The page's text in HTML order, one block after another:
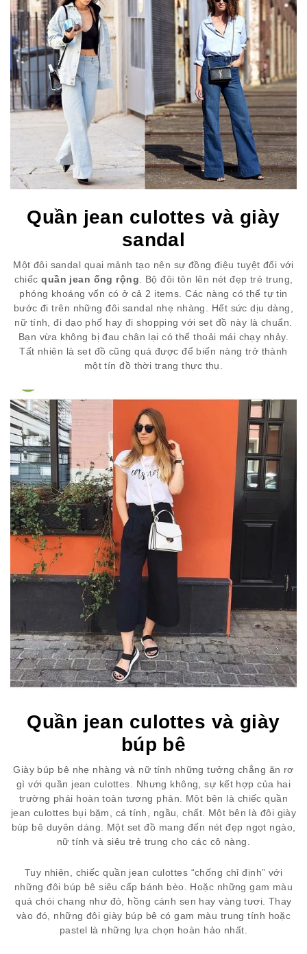
Quần jean culottes và giày
sandal
Một đôi sandal quai mảnh tạo nên sự đồng điệu tuyệt đối với
chiếcquần jean ống rộng. Bộ đôi tôn lên nét đẹp trẻ trung,
phóng khoáng vốn có ở cả 2 items. Các nàng có thể tự tin
bước đi trên những đôi sandal nhẹ nhàng. Hết sức dịu dàng,
nữ tính, đi dạo phố hay đi shopping với set đồ này là chuẩn.
Bạn vừa không bị đau chân lại có thể thoải mái chạy nhảy.
Tất nhiên là set đồ cũng quá được để biến nàng trở thành
một tín đồ thời trang thực thụ.
Quần jean culottes và giày
búp bê
Giày búp bê nhẹ nhàng và nữ tính những tưởng chẳng ăn rơ
gì với quần jean culottes. Nhưng không, sự kết hợp của hai
trường phái hoàn toàn tương phản. Một bên là chiếc quần
jean culottes bụi bặm, cá tính, ngầu, chất. Một bên là đôi giày
búp bê duyên dáng. Một set đồ mang đến nét đẹp ngọt ngào,
nữ tính và siêu trẻ trung cho các cô nàng.
Tuy nhiên, chiếc quần jean culottes “chống chỉ định” với
những đôi búp bê siêu cấp bánh bèo. Hoặc những gam màu
quá chói chang như đỏ, hồng cánh sen hay vàng tươi. Thay
vào đó, những đôi giày búp bê có gam màu trung tính hoặc
pastel là những lựa chọn hoàn hảo nhất.